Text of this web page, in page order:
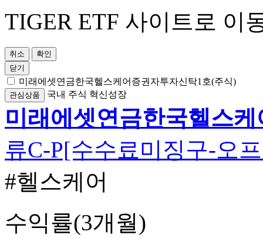
TIGER ETF 사이트로 이
취소
확인
닫기
미래에셋연금한국헬스케어증권자투자신탁1호(주식)
관심상품 국내 주식 혁신성장
미래에셋연금한국헬스
류C-P[수수료미징구-오
#헬스케어
수익률(3개월)